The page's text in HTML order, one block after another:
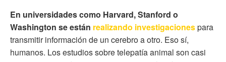
En universidades como Harvard, Stanford o
Washington se están realizando investigacionespara
transmitir información de un cerebro a otro. Eso sí,
humanos. Los estudios sobre telepatía animal son casi